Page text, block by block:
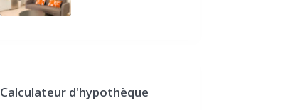
Calculateur d'hypothèque